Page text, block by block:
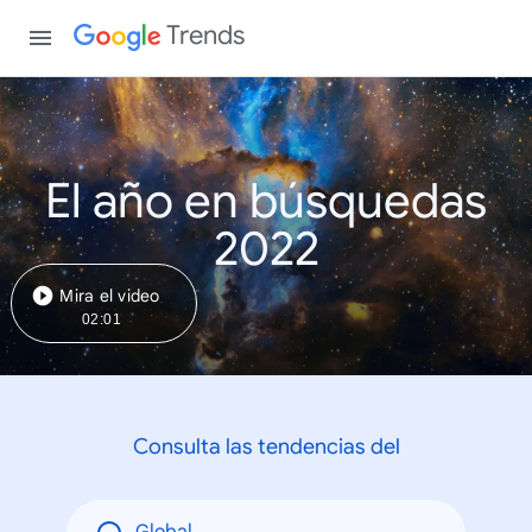
Trends
El año en búsquedas
2022
Mira el video
02:01
Consulta las tendencias del